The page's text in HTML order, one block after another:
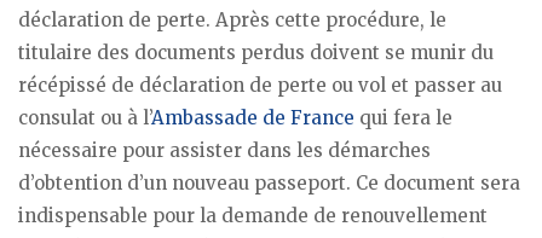
déclaration de perte. Après cette procédure, le
titulaire des documents perdus doivent se munir du
récépissé de déclaration de perte ou vol et passer au
consulat ou à l’Ambassade de France qui fera le
nécessaire pour assister dans les démarches
d’obtention d’un nouveau passeport. Ce document sera
indispensable pour la demande de renouvellement